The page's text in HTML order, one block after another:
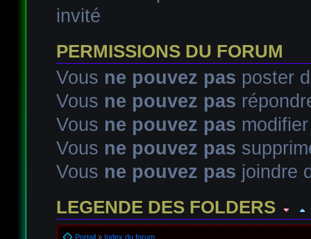
invité
PERMISSIONS DU FORUM
Vous ne pouvez pas poster
Vous ne pouvez pas
Vous ne pouvez pas
Vous ne pouvez pas
Vous ne pouvez pas joindre
LEGENDE DES FOLDERS
Portail» Index du forum